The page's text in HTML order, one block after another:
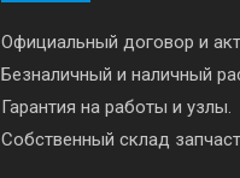
Официальный договор и
Безналичный и наличный
Гарантия на работы и узлы.
Собственный склад